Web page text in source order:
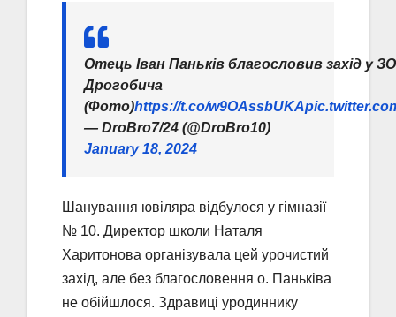
Отець Іван Паньків благословив захід у
Дрогобича
(Фото)https://t.co/w9OAssbUKA
— DroBro7/24 (@DroBro10)
January 18, 2024
Шанування ювіляра відбулося у гімназії
№ 10. Директор школи Наталя
Харитонова організувала цей урочистий
захід, але без благословення о. Паньківа
не обійшлося. Здравиці уродиннику